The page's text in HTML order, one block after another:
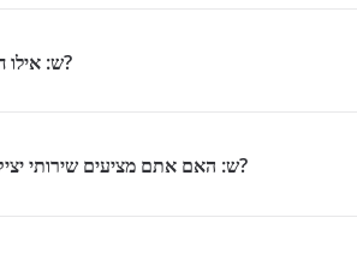
3. ש: אילו חומרים עליי להשתמש עבור הפרויקט שלי?
4. ש: האם אתם מציעים שירותי יציקה מורחבים כגון הרכבה, אריזה או קישוט?